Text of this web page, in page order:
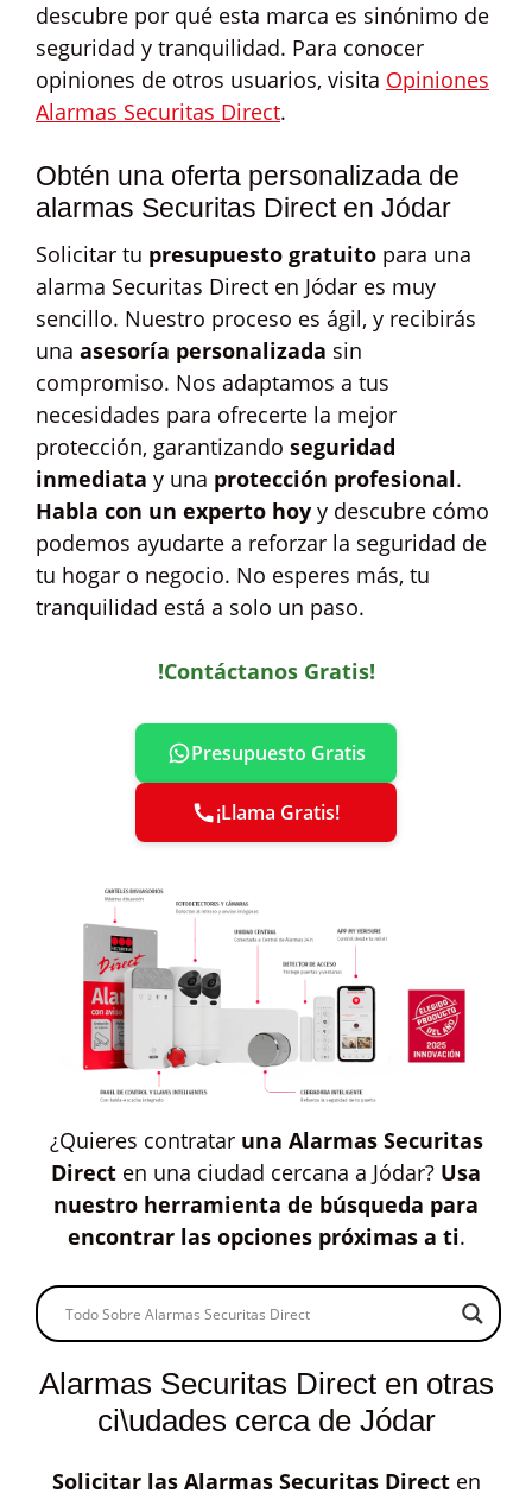
descubre por qué esta marca es sinónimo de
seguridad y tranquilidad. Para conocer
opiniones de otros usuarios, visita Opiniones
Alarmas Securitas Direct.
Obtén una oferta personalizada de
alarmas Securitas Direct en Jódar
Solicitar tu presupuesto gratuito para una
alarma Securitas Direct en Jódar es muy
sencillo. Nuestro proceso es ágil, y recibirás
una asesoría personalizada sin
compromiso. Nos adaptamos a tus
necesidades para ofrecerte la mejor
protección, garantizando seguridad
inmediata y una protección profesional.
Habla con un experto hoy y descubre cómo
podemos ayudarte a reforzar la seguridad de
tu hogar o negocio. No esperes más, tu
tranquilidad está a solo un paso.
!Contáctanos Gratis!
Presupuesto Gratis
¡Llama Gratis!
¿Quieres contratar una Alarmas Securitas
Direct en una ciudad cercana a Jódar? Usa
nuestro herramienta de búsqueda para
encontrar las opciones próximas a ti.
Alarmas Securitas Direct en otras
ci\udades cerca de Jódar
Solicitar las Alarmas Securitas Directen